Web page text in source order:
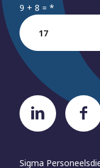
9 + 8 = *
Sigma